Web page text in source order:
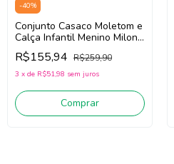
-40%
Conjunto Casaco Moletom e
Calça Infantil Menino Milon
2001533 (Marinho/Bege)
R$155,94 R$259,90
3 x de R$51,98 sem juros
Comprar